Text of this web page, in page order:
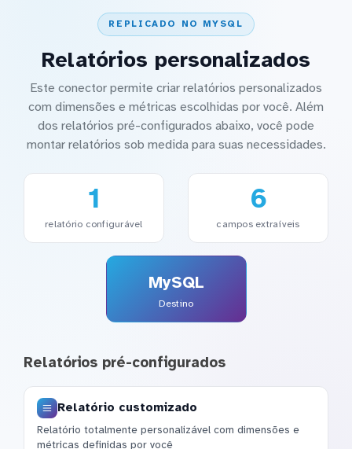
REPLICADO NO MYSQL
Relatórios personalizados
Este conector permite criar relatórios personalizados
com dimensões e métricas escolhidas por você. Além
dos relatórios pré-configurados abaixo, você pode
montar relatórios sob medida para suas necessidades.
1
relatório configurável
6
campos extraíveis
MySQL
Destino
Relatórios pré-configurados
Relatório customizado
Relatório totalmente personalizável com dimensões e
métricas definidas por você